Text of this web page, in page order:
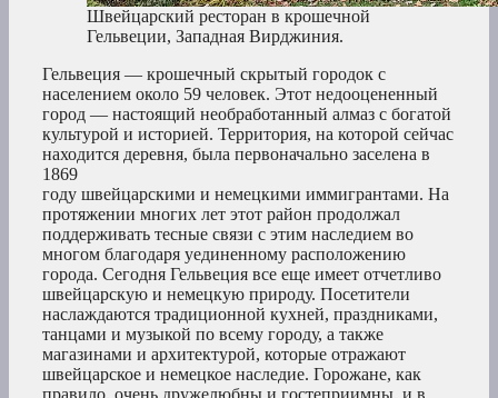
Швейцарский ресторан в крошечной
Гельвеции, Западная Вирджиния.
Гельвеция — крошечный скрытый городок с
населением около 59 человек. Этот недооцененный
город — настоящий необработанный алмаз с богатой
культурой и историей. Территория, на которой сейчас
находится деревня, была первоначально заселена в
1869
году швейцарскими и немецкими иммигрантами. На
протяжении многих лет этот район продолжал
поддерживать тесные связи с этим наследием во
многом благодаря уединенному расположению
города. Сегодня Гельвеция все еще имеет отчетливо
швейцарскую и немецкую природу. Посетители
наслаждаются традиционной кухней, праздниками,
танцами и музыкой по всему городу, а также
магазинами и архитектурой, которые отражают
швейцарское и немецкое наследие. Горожане, как